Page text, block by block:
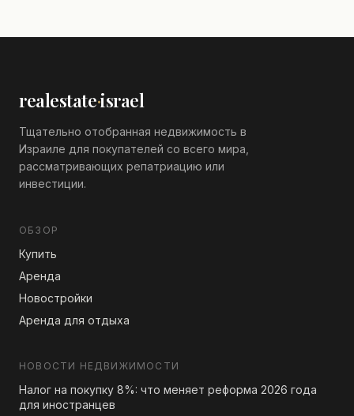
realestate·israel
Тщательно отобранная недвижимость в
Израиле для покупателей со всего мира,
рассматривающих репатриацию или
инвестиции.
ОБЗОР
Купить
Аренда
Новостройки
Аренда для отдыха
НОВОСТИ НЕДВИЖИМОСТИ
Налог на покупку 8%: что меняет реформа 2026 года
для иностранцев